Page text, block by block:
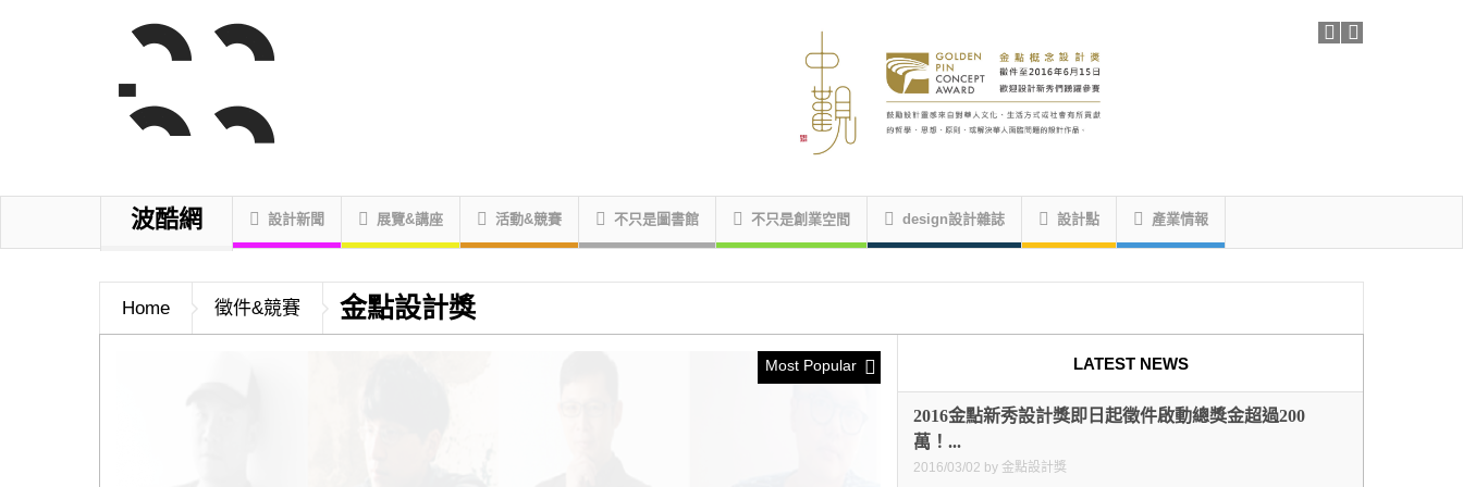
波酷網 設計新聞 展覽&講座 活動&競賽 不只是圖書館 不只是創業空間 design設計雜誌 設計點 產業情報
Home 徵件&競賽 金點設計獎
Most Popular LATEST NEWS
2016金點新秀設計獎即日起徵件啟動總獎金超過200
萬！...
2016/03/02 by 金點設計獎